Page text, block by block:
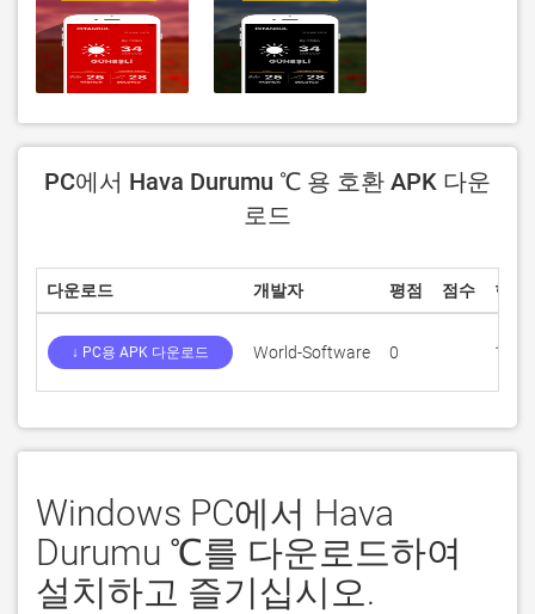
PC에서 Hava Durumu ℃ 용 호환 APK 다운
로드
다운로드 개발자 평점 점수 현재
↓ PC용 APK 다운로드 World-Software 0 1.0
Windows PC에서 Hava
Durumu ℃를 다운로드하여
설치하고 즐기십시오.